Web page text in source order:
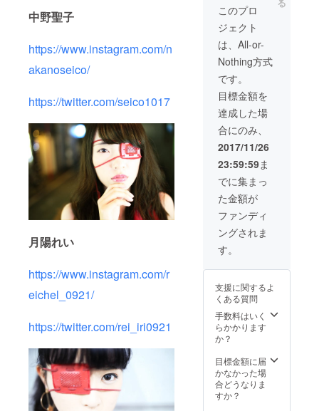
中野聖子
https://www.instagram.com/n
akanoseico/
https://twitter.com/seico1017
月陽れい
https://www.instagram.com/r
eichel_0921/
https://twitter.com/rei_iri0921
ティング
サービスを
提供し、自
らも50万人
以上のフォ
ロワーを持
つSNSマー
ケティング
の専門家。
するパイオ
ニア社長、
SNS総合商
社 株式会社
EMOLVA 代
表取締役兼
CEO
東京理科大
学大学院を
卒業後、サ
イバーエー
ジェントで
インフルエ
ンジニアと
して勤務
このプロ
ジェクト
は、All-or-
Nothing方式
です。
目標金額を
達成した場
合にのみ、
2017/11/26
23:59:59ま
でに集まっ
た金額が
ファンディ
ングされま
す。
支援に関するよ
くある質問
手数料はいく
らかかります
か？
目標金額に届
かなかった場
合どうなりま
すか？